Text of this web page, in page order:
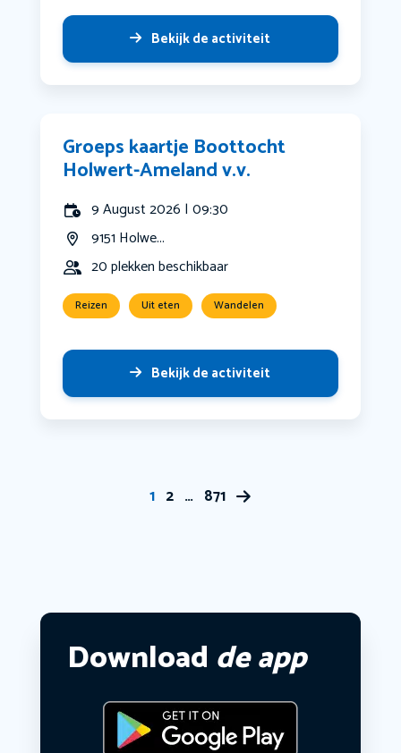
Bekijk de activiteit
Groeps kaartje Boottocht
Holwert-Ameland v.v.
9 August 2026 | 09:30
9151 Holwe...
20 plekken beschikbaar
Reizen Uit eten Wandelen
Bekijk de activiteit
1 2 … 871
Download de app